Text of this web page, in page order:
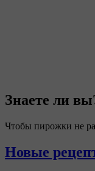
Знаете ли
Чтобы пирожки не
Новые